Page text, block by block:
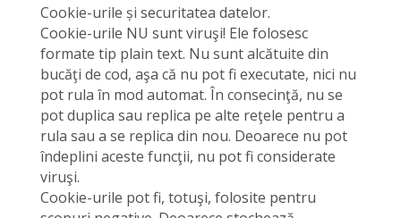
Cookie-urile și securitatea datelor.
Cookie-urile NU sunt viruşi! Ele folosesc
formate tip plain text. Nu sunt alcătuite din
bucăţi de cod, aşa că nu pot fi executate, nici nu
pot rula în mod automat. În consecinţă, nu se
pot duplica sau replica pe alte reţele pentru a
rula sau a se replica din nou. Deoarece nu pot
îndeplini aceste funcţii, nu pot fi considerate
viruşi.
Cookie-urile pot fi, totuşi, folosite pentru